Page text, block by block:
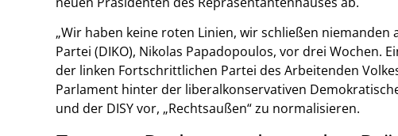
„Wir haben keine roten Linien, wir schließen
Partei (DIKO), Nikolas Papadopoulos, vor drei Wochen.
der linken Fortschrittlichen Partei des Arbeitenden
Parlament hinter der liberalkonservativen
und der DISY vor, „Rechtsaußen“ zu normalisieren.